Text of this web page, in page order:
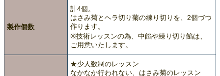
製作個数
計4個。
はさみ菊とヘラ切り菊の練り切りを、2個づつ
作ります。
※技術レッスンの為、中餡や練り切り餡は、
ご用意いたします。
★少人数制のレッスン
なかなか行われない、はさみ菊のレッスン